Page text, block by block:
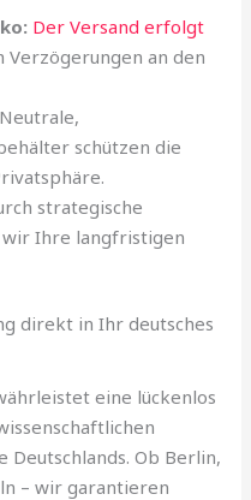
Der Versand erfolgt
Verzögerungen an den
Neutrale,
schützen die
strategische
Ihre langfristigen
direkt in Ihr deutsches
eine lückenlos
Ob Berlin,
– wir garantieren